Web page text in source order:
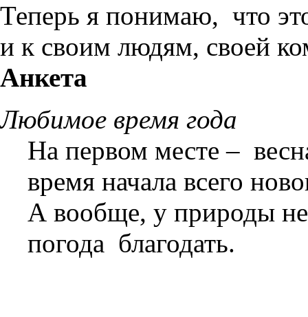
Теперь я понимаю, что
и к своим людям, своей
Анкета
Любимое время года
На первом месте –
время начала всего
А вообще, у природы
погода благодать.